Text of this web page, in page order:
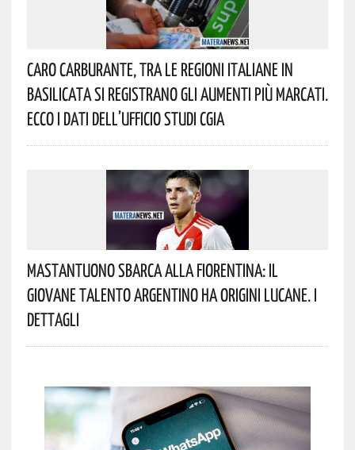
Caro Carburante, Tra Le Regioni Italiane In
Basilicata Si Registrano Gli Aumenti Più Marcati.
Ecco I Dati Dell’Ufficio Studi CGIA
Mastantuono Sbarca Alla Fiorentina: Il
Giovane Talento Argentino Ha Origini Lucane. I
Dettagli